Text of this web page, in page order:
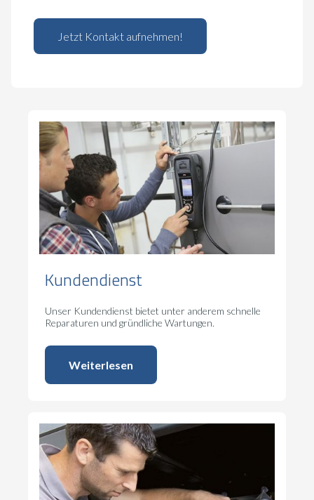
Jetzt Kontakt aufnehmen!
Kundendienst
Unser Kundendienst bietet unter anderem schnelle
Reparaturen und gründliche Wartungen.
Weiterlesen